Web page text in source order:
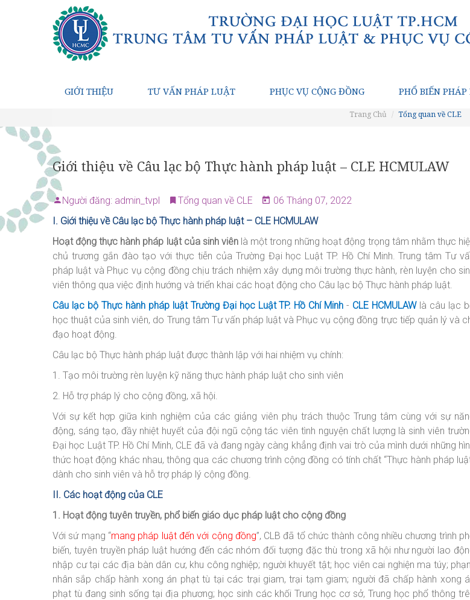
GIỚI THIỆU TƯ VẤN PHÁP LUẬT PHỤC VỤ CỘNG ĐỒNG PHỔ BIẾN
Trang Chủ Tổng quan về CLE
Giới thiệu về Câu lạc bộ Thực hành pháp luật – CLE HCMULAW
Người đăng: admin_tvpl Tổng quan về CLE
06 Tháng 07, 2022
I. Giới thiệu về Câu lạc bộ Thực hành pháp luật – CLE HCMULAW
Hoạt động thực hành pháp luật của sinh viênlà một trong những hoạt động trọng tâm nhằm thực
chủ trương gắn đào tạo với thực tiễn của Trường Đại học Luật TP. Hồ Chí Minh. Trung tâm Tư
pháp luật và Phục vụ cộng đồng chịu trách nhiệm xây dựng môi trường thực hành, rèn luyện cho
viên thông qua việc định hướng và triển khai các hoạt động cho Câu lạc bộ Thực hành pháp luật.
Câu lạc bộ Thực hành pháp luật Trường Đại học Luật TP. Hồ Chí Minh - CLE HCMULAWlà câu lạc
học thuật của sinh viên, do Trung tâm Tư vấn pháp luật và Phục vụ cộng đồng trực tiếp quản lý và
đạo hoạt động.
Câu lạc bộ Thực hành pháp luật được thành lập với hai nhiệm vụ chính:
1. Tạo môi trường rèn luyện kỹ năng thực hành pháp luật cho sinh viên
2. Hỗ trợ pháp lý cho cộng đồng, xã hội.
Với sự kết hợp giữa kinh nghiệm của các giảng viên phụ trách thuộc Trung tâm cùng với sự
động, sáng tạo, đầy nhiệt huyết của đội ngũ cộng tác viên tình nguyện chất lượng là sinh viên
Đại học Luật TP. Hồ Chí Minh, CLE đã và đang ngày càng khẳng định vai trò của mình dưới những
thức hoạt động khác nhau, thông qua các chương trình cộng đồng có tính chất “Thực hành pháp
dành cho sinh viên và hỗ trợ pháp lý cộng đồng.
II. Các hoạt động của CLE
1. Hoạt động tuyên truyền, phổ biến giáo dục pháp luật cho cộng đồng
Với sứ mạng “mang pháp luật đến với cộng đồng”, CLB đã tổ chức thành công nhiều chương trình
biến, tuyên truyền pháp luật hướng đến các nhóm đối tượng đặc thù trong xã hội như người lao
nhập cư tại các địa bàn dân cư, khu công nghiệp; người khuyết tật; học viên cai nghiện ma túy;
nhân sắp chấp hành xong án phạt tù tại các trại giam, trại tạm giam; người đã chấp hành xong
phạt tù đang sinh sống tại địa phương; học sinh các khối Trung học cơ sở, Trung học phổ thông